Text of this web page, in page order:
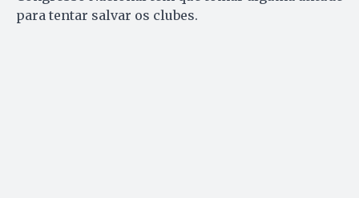
para tentar salvar os clubes.